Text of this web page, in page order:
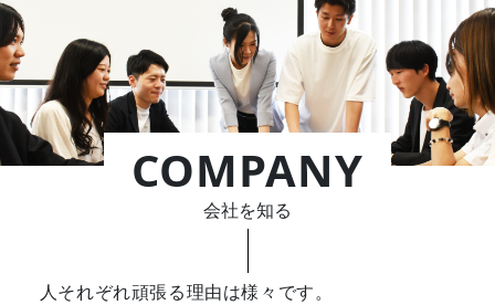
COMPANY
会社を知る
人それぞれ頑張る理由は様々です。